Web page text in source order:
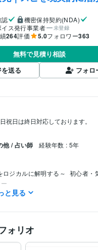
認
機密保持契約(NDA)
イス発行事業者
未登録
264評価 5.0フォロワー363
無料で見積り相談
送る
フォロ
祝日は終日対応しております。
他 / 占い師 経験年数 : 5年
ジカルに解明する～ 初心者・
年
フレームワーク
と見る
ォリオ